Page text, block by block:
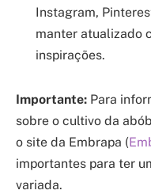
Instagram,
manter atualizado
inspirações.
Importante: Para
sobre o cultivo da
o site da Embrapa (
importantes para ter
variada.